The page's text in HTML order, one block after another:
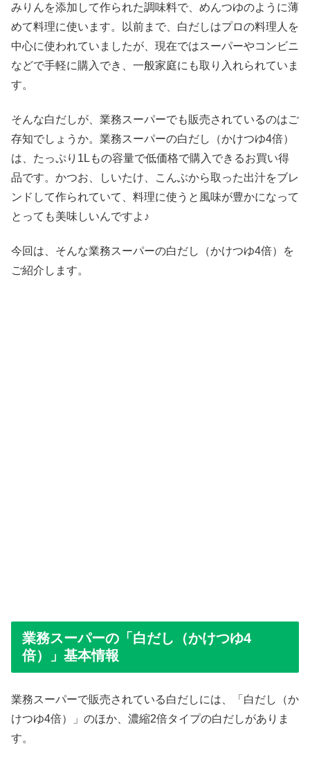
みりんを添加して作られた調味料で、めんつゆのように薄
めて料理に使います。以前まで、白だしはプロの料理人を
中心に使われていましたが、現在ではスーパーやコンビニ
などで手軽に購入でき、一般家庭にも取り入れられていま
す。
そんな白だしが、業務スーパーでも販売されているのはご
存知でしょうか。業務スーパーの白だし（かけつゆ4倍）
は、たっぷり1Lもの容量で低価格で購入できるお買い得
品です。かつお、しいたけ、こんぶから取った出汁をブレ
ンドして作られていて、料理に使うと風味が豊かになって
とっても美味しいんですよ♪
今回は、そんな業務スーパーの白だし（かけつゆ4倍）を
ご紹介します。
業務スーパーの「白だし（かけつゆ4
倍）」基本情報
業務スーパーで販売されている白だしには、「白だし（か
けつゆ4倍）」のほか、濃縮2倍タイプの白だしがありま
す。